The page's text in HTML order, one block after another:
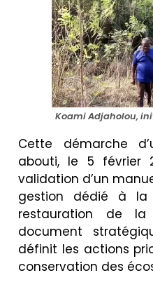
Koami Adjaholou,
Cette démarche
abouti, le 5 février
validation d’un
gestion dédié à
restauration de
document
définit les actions
conservation des